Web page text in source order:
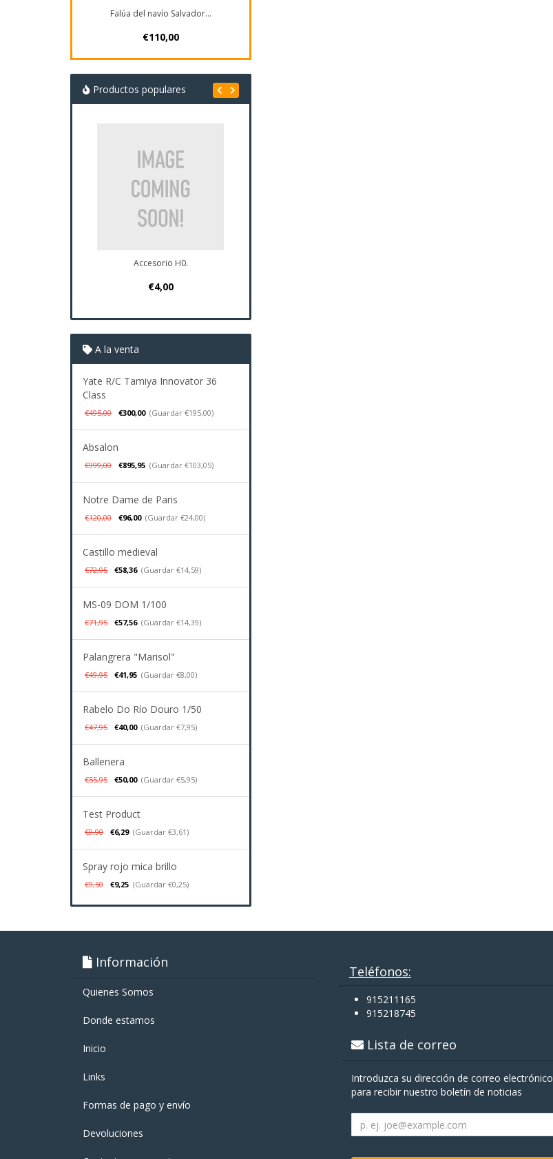
Falúa del navío Salvador...
€110,00
Productos populares
Accesorio H0.
€4,00
A la venta
Yate R/C Tamiya Innovator 36
Class
€495,00 €300,00 (Guardar €195,00)
Absalon
€999,00 €895,95 (Guardar €103,05)
Notre Dame de Paris
€120,00 €96,00 (Guardar €24,00)
Castillo medieval
€72,95 €58,36 (Guardar €14,59)
MS-09 DOM 1/100
€71,95 €57,56 (Guardar €14,39)
Palangrera "Marisol"
€49,95 €41,95 (Guardar €8,00)
Rabelo Do Río Douro 1/50
€47,95 €40,00 (Guardar €7,95)
Ballenera
€55,95 €50,00 (Guardar €5,95)
Test Product
€9,90 €6,29 (Guardar €3,61)
Spray rojo mica brillo
€9,50 €9,25 (Guardar €0,25)
Información
Quienes Somos
Donde estamos
Inicio
Links
Formas de pago y enví­o
Devoluciones
Teléfonos:
915211165
915218745
Lista de correo
Introduzca su dirección de correo electrónico
para recibir nuestro boletín de noticias